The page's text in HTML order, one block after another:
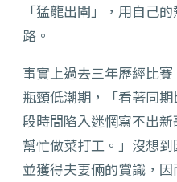
「猛龍出閘」，用自己
路。
事實上過去三年歷經比
瓶頸低潮期，「看著同
段時間陷入迷惘寫不出
幫忙做菜打工。」沒想
並獲得夫妻倆的賞識，